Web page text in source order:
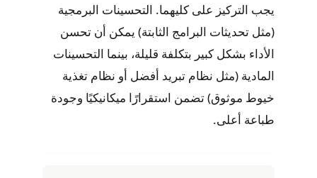
يجب التركيز على كليهما. التحسينات البرمجية
(مثل تحديثات البرامج الثابتة) يمكن أن تحسن
الأداء بشكل كبير بتكلفة قليلة، بينما التحسينات
المادية (مثل نظام تبريد أفضل أو نظام تغذية
خيوط موثوق) تضمن استقرارًا ميكانيكيًا وجودة
طباعة أعلى.